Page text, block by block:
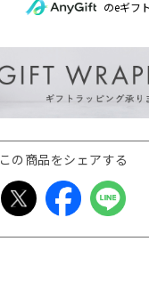
のeギフ
この商品をシェアする